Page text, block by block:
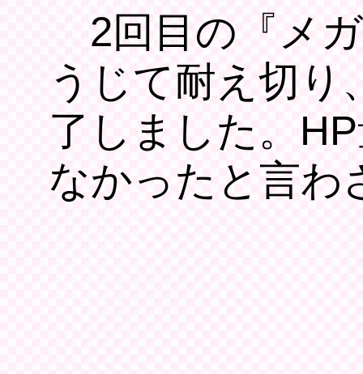
2回目の『メ
うじて耐え切り
了しました。
なかったと言わ